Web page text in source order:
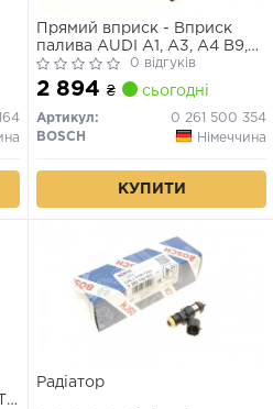
Прямий вприск - Вприск
палива AUDI A1, A3, A4 B9,
Q3 SEAT ALHAMBRA, IBIZA
IV, IBIZA IV SC, IBIZA IV ST,
LEON, LEON SC, LEON ST,
LEON ST/KOMBI, TOLEDO IV
SKODA FABIA III 1.2-1.4H
0 відгуків
2 894 ₴ сьогодні
Артикул:
0 261 500 354
BOSCH
Німеччина
КУПИТИ
Радіатор